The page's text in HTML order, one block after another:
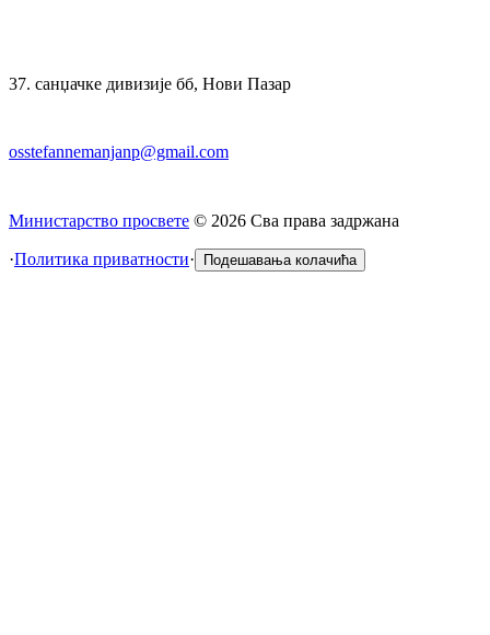
37. санџачке дивизије бб, Нови Пазар
osstefannemanjanp@gmail.com
Министарство просвете © 2026 Сва права задржана
·Политика приватности· Подешавања колачића